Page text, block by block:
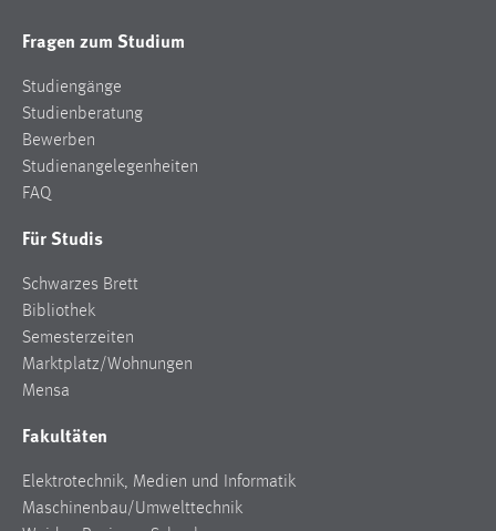
Fragen zum Studium
Studiengänge
Studienberatung
Bewerben
Studienangelegenheiten
FAQ
Für Studis
Schwarzes Brett
Bibliothek
Semesterzeiten
Marktplatz/Wohnungen
Mensa
Fakultäten
Elektrotechnik, Medien und Informatik
Maschinenbau/Umwelttechnik